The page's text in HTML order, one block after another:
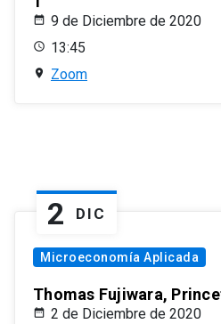
9 de Diciembre de 2020
13:45
Zoom
2 DIC
Microeconomía Aplicada
Thomas Fujiwara,
2 de Diciembre de 2020